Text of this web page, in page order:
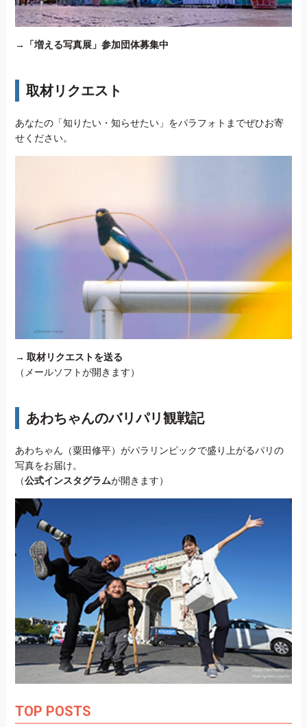
→ 「増える写真展」参加団体募集中
取材リクエスト
あなたの「知りたい・知らせたい」をパラフォトまでぜひお寄
せください。
→ 取材リクエストを送る
（メールソフトが開きます）
あわちゃんのバリパリ観戦記
あわちゃん（粟田修平）がパラリンピックで盛り上がるパリの
写真をお届け。
（公式インスタグラムが開きます）
TOP POSTS